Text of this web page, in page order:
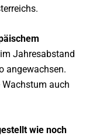
Jahresabstand
angewachsen.
auch
wie noch